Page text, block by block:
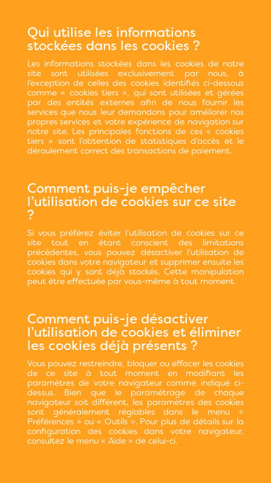
Qui utilise les informations
stockées dans les cookies ?
Les informations stockées dans les cookies de notre
site sont utilisées exclusivement par nous, à
l’exception de celles des cookies identifiés ci-dessous
comme « cookies tiers », qui sont utilisées et gérées
par des entités externes afin de nous fournir les
services que nous leur demandons pour améliorer nos
propres services et votre expérience de navigation sur
notre site. Les principales fonctions de ces « cookies
tiers » sont l’obtention de statistiques d’accès et le
déroulement correct des transactions de paiement.
Comment puis-je empêcher
l’utilisation de cookies sur ce site
?
Si vous préférez éviter l’utilisation de cookies sur ce
site tout en étant conscient des limitations
précédentes, vous pouvez désactiver l’utilisation de
cookies dans votre navigateur et supprimer ensuite les
cookies qui y sont déjà stockés. Cette manipulation
peut être effectuée par vous-même à tout moment.
Comment puis-je désactiver
l’utilisation de cookies et éliminer
les cookies déjà présents ?
Vous pouvez restreindre, bloquer ou effacer les cookies
de ce site à tout moment en modifiant les
paramètres de votre navigateur comme indiqué ci-
dessus. Bien que le paramétrage de chaque
navigateur soit différent, les paramètres des cookies
sont généralement réglables dans le menu «
Préférences » ou « Outils ». Pour plus de détails sur la
configuration des cookies dans votre navigateur,
consultez le menu « Aide » de celui-ci.